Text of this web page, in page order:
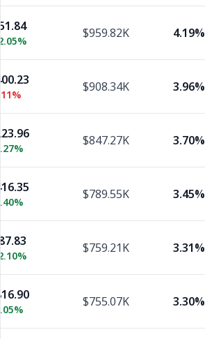
4.19%
$959.82K
3.96%
$908.34K
3.70%
$847.27K
3.45%
$789.55K
3.31%
$759.21K
3.30%
$755.07K